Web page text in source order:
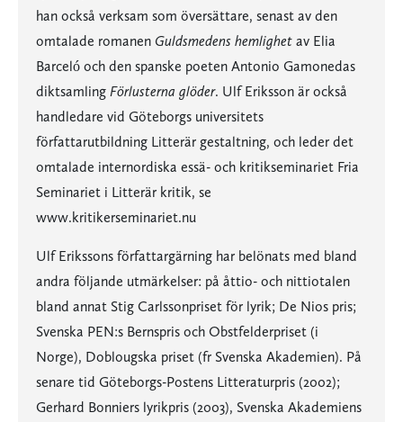
han också verksam som översättare, senast av den
omtalade romanen Guldsmedens hemlighet av Elia
Barceló och den spanske poeten Antonio Gamonedas
diktsamling Förlusterna glöder. Ulf Eriksson är också
handledare vid Göteborgs universitets
författarutbildning Litterär gestaltning, och leder det
omtalade internordiska essä- och kritikseminariet Fria
Seminariet i Litterär kritik, se
www.kritikerseminariet.nu
Ulf Erikssons författargärning har belönats med bland
andra följande utmärkelser: på åttio- och nittiotalen
bland annat Stig Carlssonpriset för lyrik; De Nios pris;
Svenska PEN:s Bernspris och Obstfelderpriset (i
Norge), Doblougska priset (fr Svenska Akademien). På
senare tid Göteborgs-Postens Litteraturpris (2002);
Gerhard Bonniers lyrikpris (2003), Svenska Akademiens